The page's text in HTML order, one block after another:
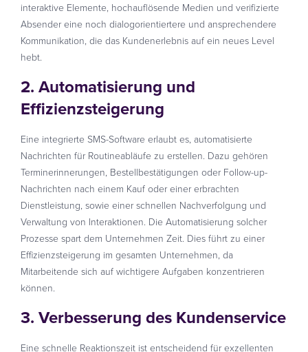
interaktive Elemente, hochauflösende Medien und verifizierte
Absender eine noch dialogorientiertere und ansprechendere
Kommunikation, die das Kundenerlebnis auf ein neues Level
hebt.
2. Automatisierung und
Effizienzsteigerung
Eine integrierte SMS-Software erlaubt es, automatisierte
Nachrichten für Routineabläufe zu erstellen. Dazu gehören
Terminerinnerungen, Bestellbestätigungen oder Follow-up-
Nachrichten nach einem Kauf oder einer erbrachten
Dienstleistung, sowie einer schnellen Nachverfolgung und
Verwaltung von Interaktionen. Die Automatisierung solcher
Prozesse spart dem Unternehmen Zeit. Dies führt zu einer
Effizienzsteigerung im gesamten Unternehmen, da
Mitarbeitende sich auf wichtigere Aufgaben konzentrieren
können.
3. Verbesserung des Kundenservice
Eine schnelle Reaktionszeit ist entscheidend für exzellenten